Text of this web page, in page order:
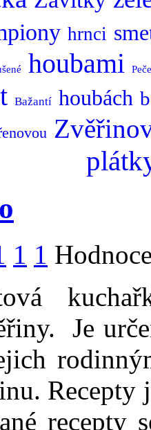
hrnci
houbami
Bažantí houbách
1 1
Je
Recepty
recepty